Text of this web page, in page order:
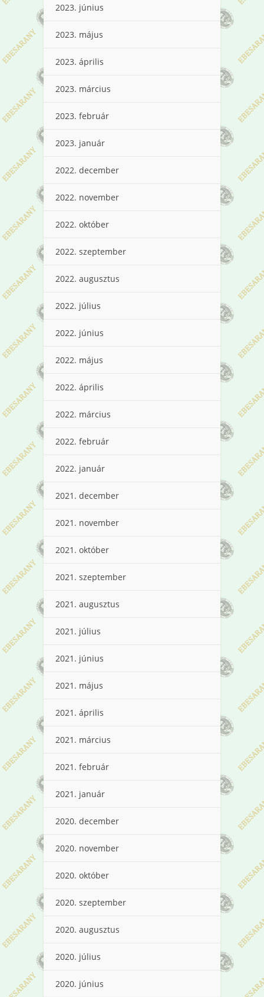
2023. június
2023. május
2023. április
2023. március
2023. február
2023. január
2022. december
2022. november
2022. október
2022. szeptember
2022. augusztus
2022. július
2022. június
2022. május
2022. április
2022. március
2022. február
2022. január
2021. december
2021. november
2021. október
2021. szeptember
2021. augusztus
2021. július
2021. június
2021. május
2021. április
2021. március
2021. február
2021. január
2020. december
2020. november
2020. október
2020. szeptember
2020. augusztus
2020. július
2020. június